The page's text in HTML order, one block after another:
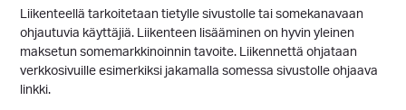
Liikenteellä tarkoitetaan tietylle sivustolle tai somekanavaan
ohjautuvia käyttäjiä. Liikenteen lisääminen on hyvin yleinen
maksetun somemarkkinoinnin tavoite. Liikennettä ohjataan
verkkosivuille esimerkiksi jakamalla somessa sivustolle ohjaava
linkki.